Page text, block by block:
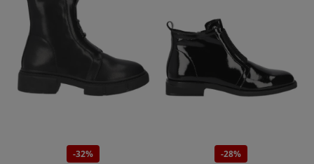
-32% -28%